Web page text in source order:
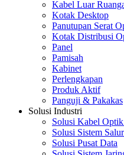
Kabel Luar
Kotak Desktop
Panutupan Serat
Kotak Distribusi
Panel
Pamisah
Kabinet
Perlengkapan
Produk Aktif
Panguji & Pakakas
Solusi Industri
Solusi Kabel
Solusi Sistem
Solusi Pusat Data